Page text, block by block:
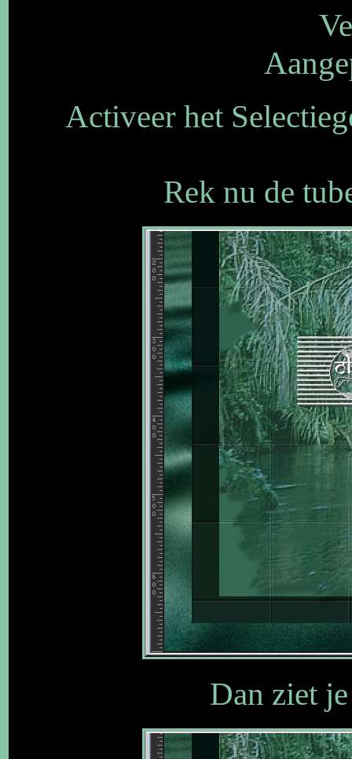
Activeer het
Rek nu de
Dan ziet